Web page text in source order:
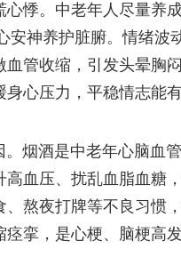
悸。中老年人尽量养
神养护脏腑。情绪波
管收缩，引发头晕胸
心压力，平稳情志能
烟酒是中老年心脑血
血压、扰乱血脂血糖
熬夜打牌等不良习惯
挛，是心梗、脑梗高